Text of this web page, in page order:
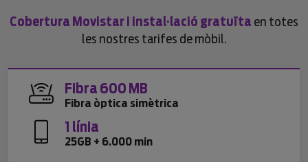
Cobertura Movistar i instal·lació gratuïta en totes
les nostres tarifes de mòbil.
Fibra 600 MB
Fibra òptica simètrica
1 línia
25GB + 6.000 min